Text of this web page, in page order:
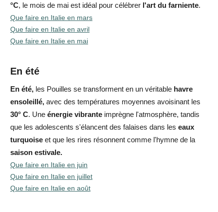
°C, le mois de mai est idéal pour célébrer l'art du farniente.
Que faire en Italie en mars
Que faire en Italie en avril
Que faire en Italie en mai
En été
En été, les Pouilles se transforment en un véritable havre
ensoleillé, avec des températures moyennes avoisinant les
30° C. Une énergie vibrante imprègne l'atmosphère, tandis
que les adolescents s'élancent des falaises dans les eaux
turquoise et que les rires résonnent comme l'hymne de la
saison estivale.
Que faire en Italie en juin
Que faire en Italie en juillet
Que faire en Italie en août